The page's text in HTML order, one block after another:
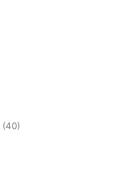
(40)